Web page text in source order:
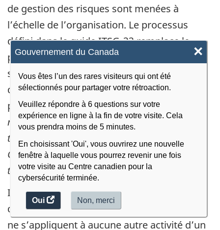
Gouvernement du Canada ×
Vous êtes l’un des rares visiteurs qui ont été
sélectionnés pour partager votre rétroaction.
Veuillez répondre à 6 questions sur votre
expérience en ligne à la fin de votre visite. Cela
vous prendra moins de 5 minutes.
En choisissant 'Oui', vous ouvrirez une nouvelle
fenêtre à laquelle vous pourrez revenir une fois
votre visite au Centre canadien pour la
cybersécurité terminée.
Oui
accéder
au
sondage.
Non, je
ne
veux
merci
de gestion des risques sont menées à
l’échelle de l’organisation. Le processus
défini dans le guide ITSG-33 remplace le
processus de gestion des risques liés à la
sécurité des TI du GC ainsi que le processus
de certification et d’accréditation (C et A)
promulgués dans leGuide de la gestion des
risques d’atteinte à la sécurité des
technologies de l’information
(MG-2) et le
Guide de certification et d’accréditation des
technologies de l’information(MG-4).
Il convient de souligner que les lignes
directrices énoncées dans le guide ITSG-33
ne s’appliquent à aucune autre activité d’un